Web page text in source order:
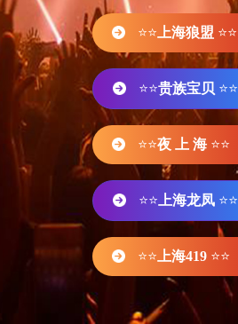
⭐⭐ 上海狼盟 ⭐⭐
⭐⭐贵族宝贝 ⭐⭐
⭐⭐夜 上 海 ⭐⭐
⭐⭐ 上海龙凤 ⭐⭐
⭐⭐ 上海419 ⭐⭐